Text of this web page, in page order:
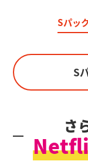
Sパッ
S
さ